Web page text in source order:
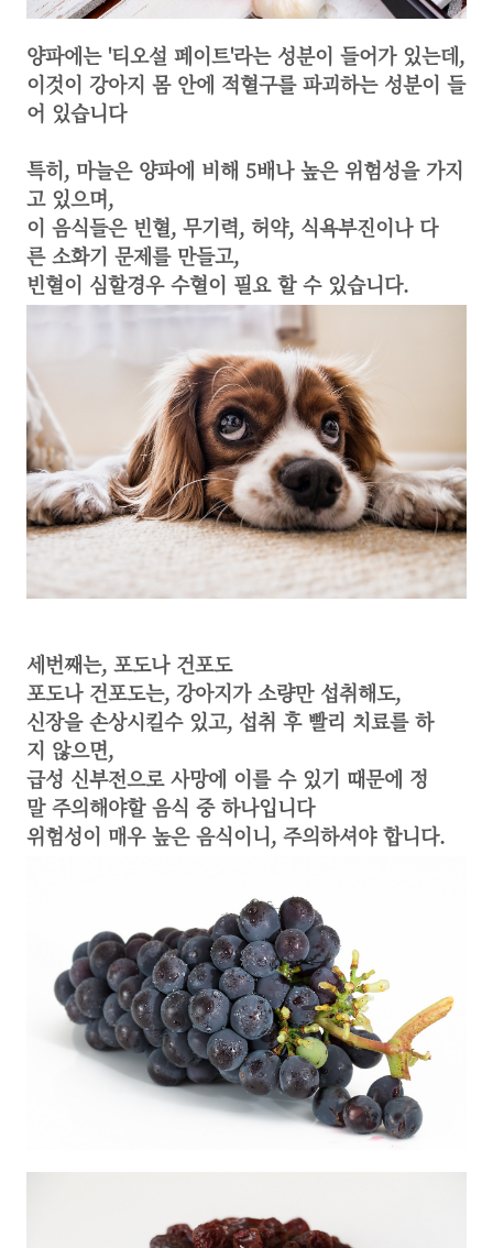
​양파에는 '티오설 페이트'라는 성분이 들어가 있는데,
이것이 강아지 몸 안에 적혈구를 파괴하는 성분이 들
어 있습니다
​특히, 마늘은 양파에 비해 5배나 높은 위험성을 가지
고 있으며,
이 음식들은 빈혈, 무기력, 허약, 식욕부진이나 다
른 소화기 문제를 만들고,
빈혈이 심할경우 수혈이 필요 할 수 있습니다.
세번째는, 포도나 건포도
포도나 건포도는, 강아지가 소량만 섭취해도,
신장을 손상시킬수 있고, 섭취 후 빨리 치료를 하
지 않으면,
급성 신부전으로 사망에 이를 수 있기 때문에 정
말 주의해야할 음식 중 하나입니다
위험성이 매우 높은 음식이니, 주의하셔야 합니다.